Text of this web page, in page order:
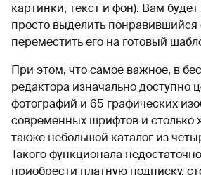
картинки, текст и фон). Вам
просто выделить понравившийся
переместить его на готовый
При этом, что самое важное, в
редактора изначально доступно
фотографий и 65 графических
современных шрифтов и столько
также небольшой каталог из
Такого функционала
приобрести платную подписку,